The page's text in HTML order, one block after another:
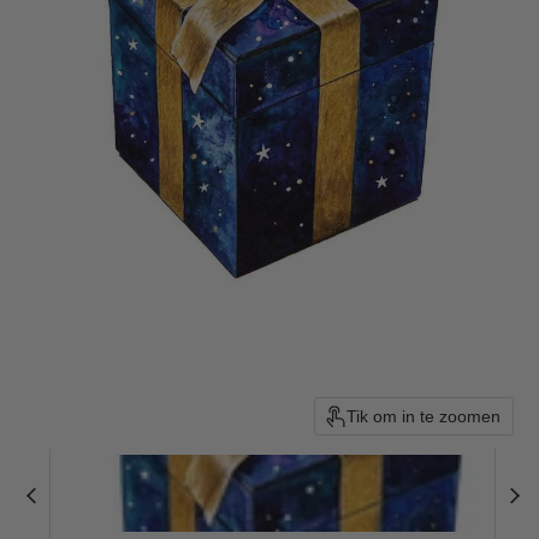
Tik om in te zoomen